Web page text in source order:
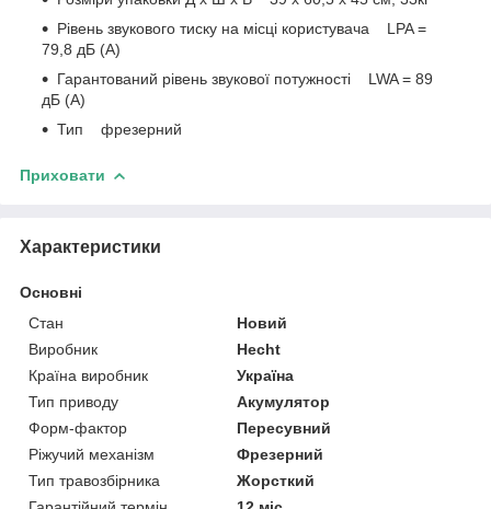
Рівень звукового тиску на місці користувача LPA =
79,8 дБ (A)
Гарантований рівень звукової потужності LWA = 89
дБ (A)
Тип фрезерний
Приховати
Характеристики
Основні
Стан
Новий
Виробник
Hecht
Країна виробник
Україна
Тип приводу
Акумулятор
Форм-фактор
Пересувний
Ріжучий механізм
Фрезерний
Тип травозбірника
Жорсткий